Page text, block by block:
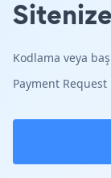
Kodlama veya
Payment